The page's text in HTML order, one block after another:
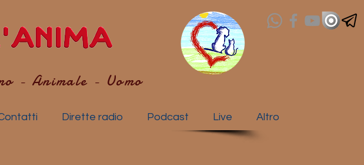
- Animale - Uomo
Dirette radio Podcast Live Altro